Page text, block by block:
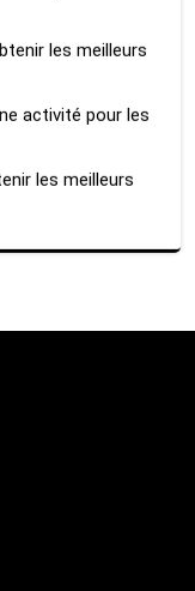
les meilleurs
activité pour les
les meilleurs